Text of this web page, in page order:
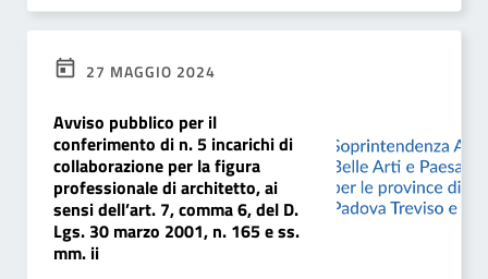
27 MAGGIO 2024
Avviso pubblico per il
conferimento di n. 5 incarichi di
collaborazione per la figura
professionale di architetto, ai
sensi dell’art. 7, comma 6, del D.
Lgs. 30 marzo 2001, n. 165 e ss.
mm. ii